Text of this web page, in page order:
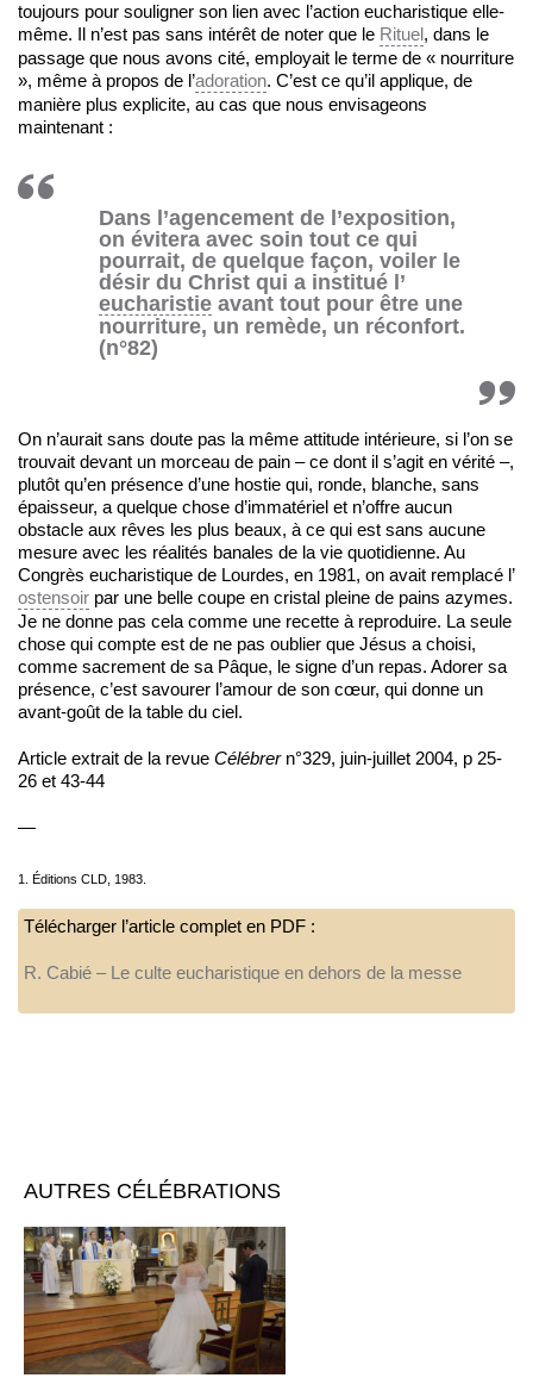
toujours pour souligner son lien avec l’action eucharistique elle-
même. Il n’est pas sans intérêt de noter que le Rituel, dans le
passage que nous avons cité, employait le terme de « nourriture
», même à propos de l’adoration. C’est ce qu’il applique, de
manière plus explicite, au cas que nous envisageons
maintenant :
Dans l’agencement de l’exposition,
on évitera avec soin tout ce qui
pourrait, de quelque façon, voiler le
désir du Christ qui a institué l’
eucharistie avant tout pour être une
nourriture, un remède, un réconfort.
(n°82)
On n’aurait sans doute pas la même attitude intérieure, si l’on se
trouvait devant un morceau de pain – ce dont il s’agit en vérité –,
plutôt qu’en présence d’une hostie qui, ronde, blanche, sans
épaisseur, a quelque chose d’immatériel et n’offre aucun
obstacle aux rêves les plus beaux, à ce qui est sans aucune
mesure avec les réalités banales de la vie quotidienne. Au
Congrès eucharistique de Lourdes, en 1981, on avait remplacé l’
ostensoir par une belle coupe en cristal pleine de pains azymes.
Je ne donne pas cela comme une recette à reproduire. La seule
chose qui compte est de ne pas oublier que Jésus a choisi,
comme sacrement de sa Pâque, le signe d’un repas. Adorer sa
présence, c’est savourer l’amour de son cœur, qui donne un
avant-goût de la table du ciel.
Article extrait de la revue Célébrern°329, juin-juillet 2004, p 25-
26 et 43-44
—
1. Éditions CLD, 1983.
Télécharger l’article complet en PDF :
R. Cabié – Le culte eucharistique en dehors de la messe
AUTRES CÉLÉBRATIONS